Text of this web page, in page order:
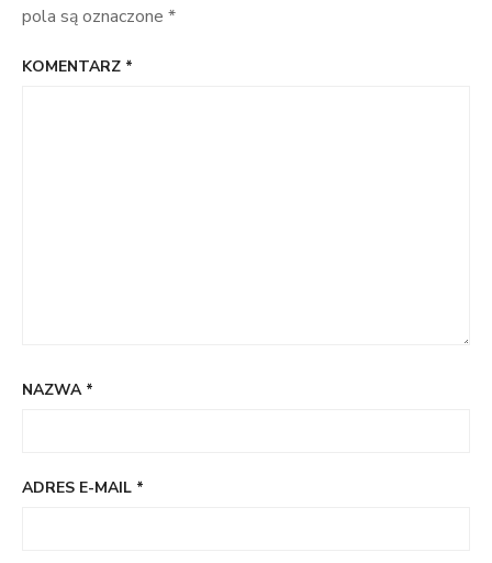
pola są oznaczone *
KOMENTARZ *
NAZWA *
ADRES E-MAIL *